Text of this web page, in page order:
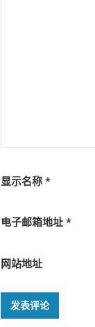
显示名称*
电子邮箱地址*
网站地址